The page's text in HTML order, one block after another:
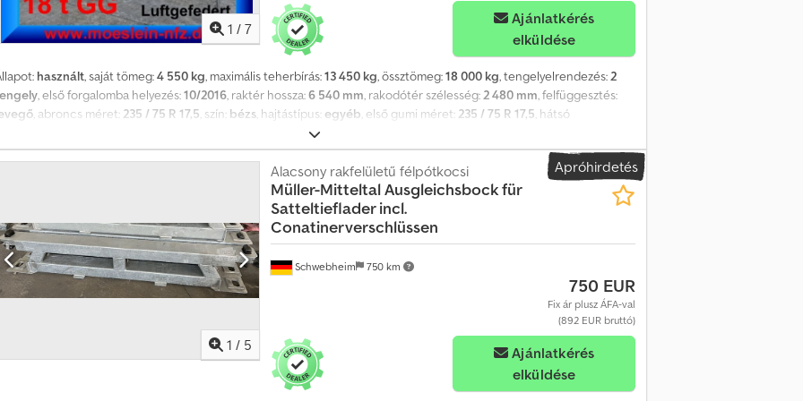
1 / 7
Ajánlatkérés
elküldése
használt, saját tömeg:4 550 kg, maximális teherbírás:13 450 kg, össztömeg:18 000 kg, tengelyelrendezés:2
, első forgalomba helyezés:10/2016, raktér hossza:6 540 mm, rakodótér szélesség:2 480 mm, felfüggesztés:
, abroncs méret: 235 / 75 R 17,5, szín: bézs, hajtástípus: egyéb, első gumi méret: 235 / 75 R 17,5, hátsó
, kibocsátási osztály:
sűrített levegős fék, 10 pár rögzítőgyűrű, rakodási magasság kb. 900 mm, ügyféljármű, -- Nyomdai hibák,
és változtatások jogát fenntartjuk, illusztrációk --, További adatok a következő címen: !, További részletek: !
Apróhirdetés
1 / 5
Schwebheim 750 km
Alacsony rakfelületű félpótkocsi
Müller-MitteltalAusgleichsbock für
Satteltieflader incl.
Conatinerverschlüssen
750 EUR
Fix ár plusz ÁFA-val
(892 EUR bruttó)
Ajánlatkérés
elküldése